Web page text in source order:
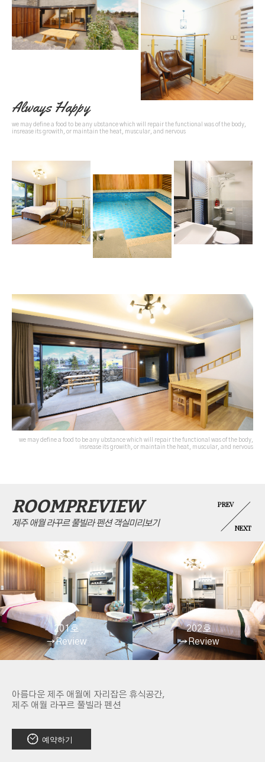
Always Happy
we may define a food to be any ubstance which will repair the functional was of the body,
insrease its growith, or maintain the heat, muscular, and nervous
we may define a food to be any ubstance which will repair the functional was of the body,
insrease its growith, or maintain the heat, muscular, and nervous
ROOMPREVIEW
제주 애월 라꾸르 풀빌라 펜션 객실미리보기
PREV
NEXT
201호
→Review
202호
→Review
아름다운 제주 애월에 자리잡은 휴식공간,
제주 애월 라꾸르 풀빌라 펜션
예약하기